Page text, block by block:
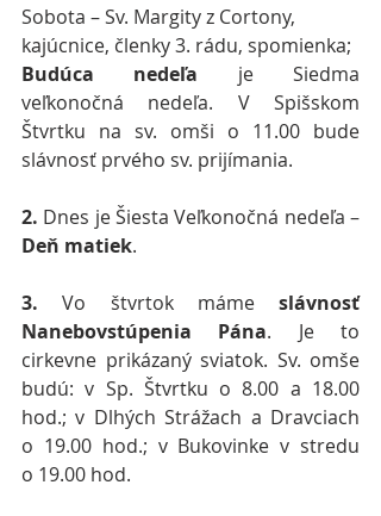
Sobota – Sv. Margity z Cortony,
kajúcnice, členky 3. rádu, spomienka;
Budúca nedeľa je Siedma
veľkonočná nedeľa. V Spišskom
Štvrtku na sv. omši o 11.00 bude
slávnosť prvého sv. prijímania.
2.
Deň matiek.
3. Vo štvrtok máme slávnosť
Nanebovstúpenia Pána. Je to
cirkevne prikázaný sviatok. Sv. omše
budú: v Sp. Štvrtku o 8.00 a 18.00
hod.; v Dlhých Strážach a Dravciach
o 19.00 hod.; v Bukovinke v stredu
o 19.00 hod.